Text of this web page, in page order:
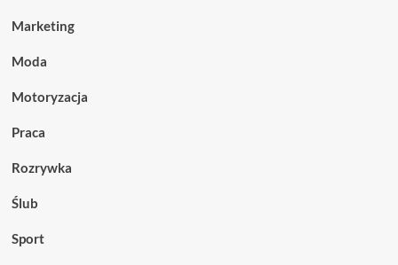
Marketing
Moda
Motoryzacja
Praca
Rozrywka
Ślub
Sport